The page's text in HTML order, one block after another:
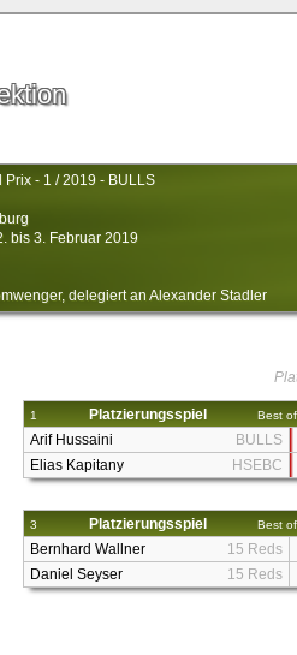
Prix - 1 / 2019 - BULLS
bis 3. Februar 2019
delegiert an Alexander Stadler
1 Platzierungsspiel Best
Arif Hussaini
BULLS
Elias Kapitany
HSEBC
3 Platzierungsspiel Best
Bernhard Wallner
15 Reds
Daniel Seyser
15 Reds